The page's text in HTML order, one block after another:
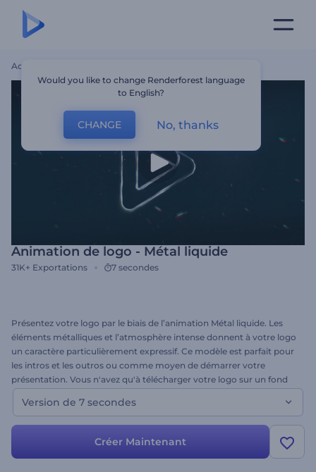
Accueil
Animation de logo - Métal liquide
31K+ Exportations 7 secondes
Présentez votre logo par le biais de l’animation Métal liquide. Les
éléments métalliques et l’atmosphère intense donnent à votre logo
un caractère particulièrement expressif. Ce modèle est parfait pour
les intros et les outros ou comme moyen de démarrer votre
présentation. Vous n'avez qu'à télécharger votre logo sur un fond
transparent et à profiter d'une vidéo époustouflante. Ceci est la
version courte de cette intro, qui dure 7 secondes.
Version de 7 secondes
Créer Maintenant
Would you like to change Renderforest language
to English?
CHANGE No, thanks